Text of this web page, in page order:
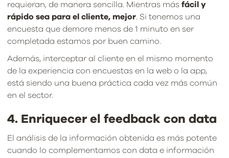
requieran, de manera sencilla. Mientras más fácil y
rápido sea para el cliente, mejor . Si tenemos una
encuesta que demore menos de 1 minuto en ser
completada estamos por buen camino.
Además, interceptar al cliente en el mismo momento
de la experiencia con encuestas en la web o la app,
está siendo una buena práctica cada vez más común
en el sector.
4. Enriquecer el feedback con data
El análisis de la información obtenida es más potente
cuando lo complementamos con data e información